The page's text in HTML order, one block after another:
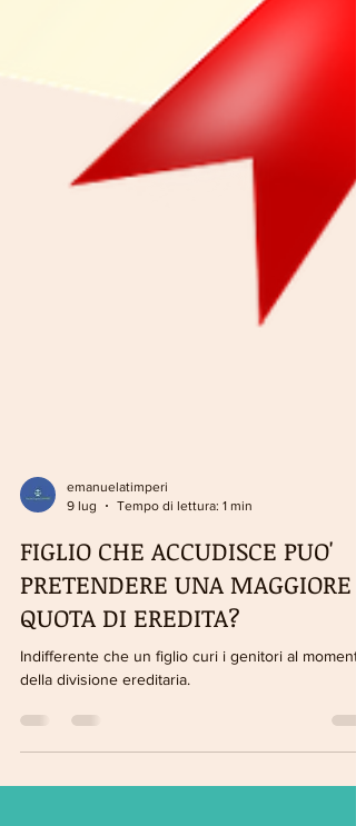
emanuelatimperi
FIGLIO CHE ACCUDISCE PUO'
PRETENDERE UNA MAGGIORE
QUOTA DI EREDITA?
Indifferente che un figlio curi i genitori al